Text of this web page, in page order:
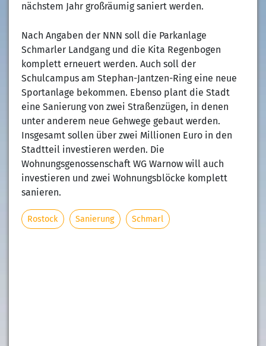
nächstem Jahr großräumig saniert werden.
Nach Angaben der NNN soll die Parkanlage
Schmarler Landgang und die Kita Regenbogen
komplett erneuert werden. Auch soll der
Schulcampus am Stephan-Jantzen-Ring eine neue
Sportanlage bekommen. Ebenso plant die Stadt
eine Sanierung von zwei Straßenzügen, in denen
unter anderem neue Gehwege gebaut werden.
Insgesamt sollen über zwei Millionen Euro in den
Stadtteil investieren werden. Die
Wohnungsgenossenschaft WG Warnow will auch
investieren und zwei Wohnungsblöcke komplett
sanieren.
Rostock Sanierung Schmarl